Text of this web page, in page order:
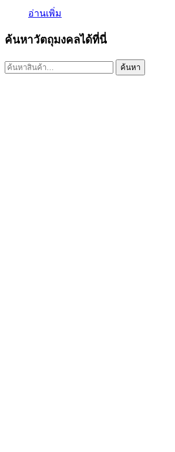
อ่านเพิ่ม
ค้นหาวัตถุมงคลได้ที่นี่
ค้นหา: ค้นหา